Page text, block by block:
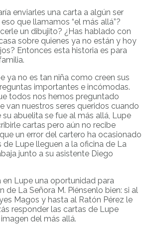
enviarles una carta a algún ser
que llamamos “el más allá”?
un dibujito? ¿Has hablado con
sobre quienes ya no están y hoy
Entonces esta historia es para
ya no es tan niña como creen sus
importantes e incómodas.
todos nos hemos preguntado
van nuestros seres queridos cuando
abuelita se fue al más allá, Lupe
cartas pero aún no recibe
un error del cartero ha ocasionado
de Lupe lleguen a la oficina de La
junto a su asistente Diego
en Lupe una oportunidad para
de La Señora M. Piénsenlo bien: si al
Magos y hasta al Ratón Pérez le
responder las cartas de Lupe
del más allá.